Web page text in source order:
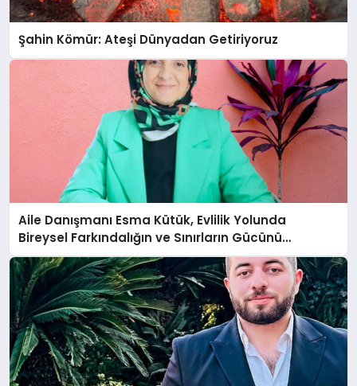
Şahin Kömür: Ateşi Dünyadan Getiriyoruz
Aile Danışmanı Esma Kütük, Evlilik Yolunda
Bireysel Farkındalığın ve Sınırların Gücünü
Anlatıyor